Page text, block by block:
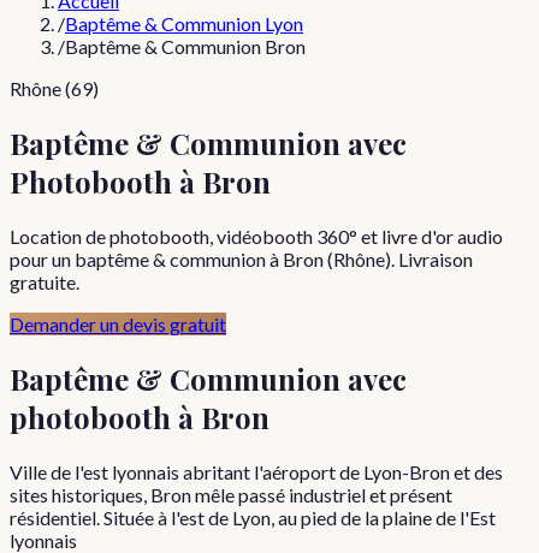
/Baptême & Communion Lyon
/Baptême & Communion Bron
Rhône (69)
Baptême & Communion avec
Photobooth à Bron
Location de photobooth, vidéobooth 360° et livre d'or audio
pour un baptême & communion à Bron (Rhône). Livraison
gratuite.
Demander un devis gratuit
Baptême & Communion avec
photobooth à Bron
Ville de l'est lyonnais abritant l'aéroport de Lyon-Bron et des
sites historiques, Bron mêle passé industriel et présent
résidentiel. Située à l'est de Lyon, au pied de la plaine de l'Est
lyonnais